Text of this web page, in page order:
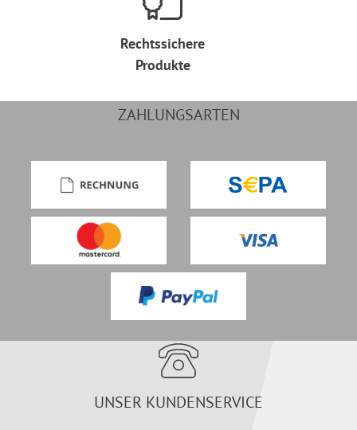
Rechtssichere
Produkte
ZAHLUNGSARTEN
UNSER KUNDENSERVICE